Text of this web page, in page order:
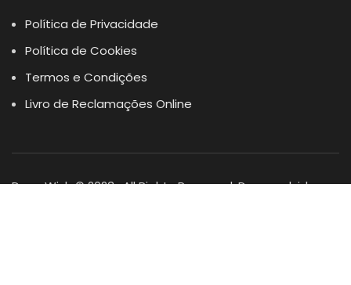
Política de Privacidade
Política de Cookies
Termos e Condições
Livro de Reclamações Online
Dogs Wish © 2023 . All Rights Reserved. Desenvolvido por